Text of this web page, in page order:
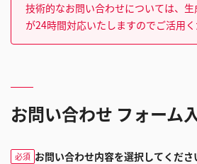
技術的なお問い合わせについては、生
が24時間対応いたしますのでご活用く
お問い合わせ フォーム
必須 お問い合わせ内容を選択してくださ